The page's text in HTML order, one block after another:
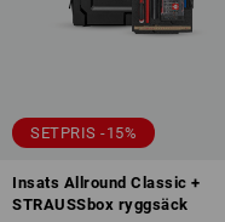
SETPRIS -15%
Insats Allround Classic +
STRAUSSbox ryggsäck